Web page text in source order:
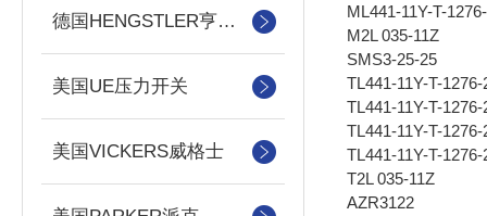
德国HENGSTLER亨士乐
美国UE压力开关
美国VICKERS威格士
ML441-11Y-T-
M2L 035-11Z
SMS3-25-25
TL441-11Y-T-
TL441-11Y-T-
TL441-11Y-T-
TL441-11Y-T-
T2L 035-11Z
AZR3122